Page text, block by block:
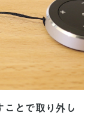
ことで取り外し